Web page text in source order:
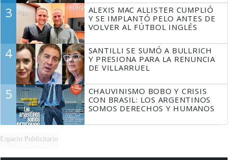
3
ALEXIS MAC ALLISTER CUMPLIÓ
Y SE IMPLANTÓ PELO ANTES DE
VOLVER AL FÚTBOL INGLÉS
4
SANTILLI SE SUMÓ A BULLRICH
Y PRESIONA PARA LA RENUNCIA
DE VILLARRUEL
5
CHAUVINISMO BOBO Y CRISIS
CON BRASIL: LOS ARGENTINOS
SOMOS DERECHOS Y HUMANOS
Espacio Publicitario